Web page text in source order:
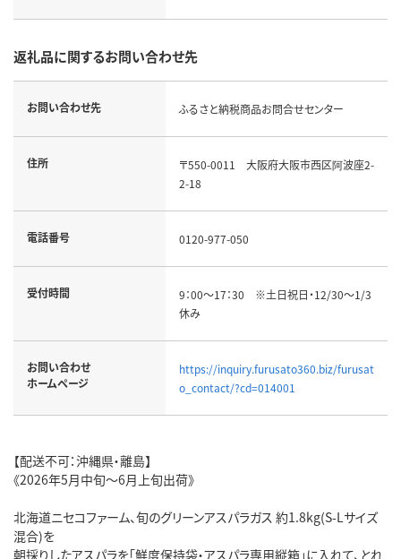
返礼品に関するお問い合わせ先
お問い合わせ先 ふるさと納税商品お問合せセンター
住所
〒550-0011 大阪府大阪市西区阿波座2-
2-18
電話番号 0120-977-050
受付時間
9：00～17：30 ※土日祝日・12/30～1/3
休み
お問い合わせ
ホームページ
https://inquiry.furusato360.biz/furusat
o_contact/?cd=014001
【配送不可：沖縄県・離島】
《2026年5月中旬～6月上旬出荷》
北海道ニセコファーム、旬のグリーンアスパラガス 約1.8kg(S-Lサイズ
混合)を
朝採りしたアスパラを「鮮度保持袋・アスパラ専用縦箱」に入れて、とれ